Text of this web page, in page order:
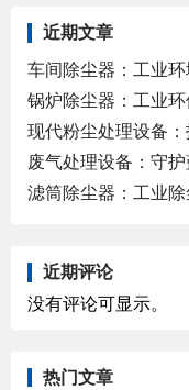
近期文章
车间除尘器：工业
锅炉除尘器：工业
现代粉尘处理设备
废气处理设备：守
滤筒除尘器：工业
近期评论
没有评论可显示。
热门文章